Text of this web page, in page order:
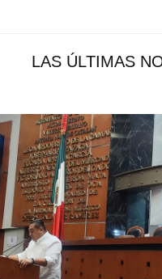
LAS ÚLTIMAS